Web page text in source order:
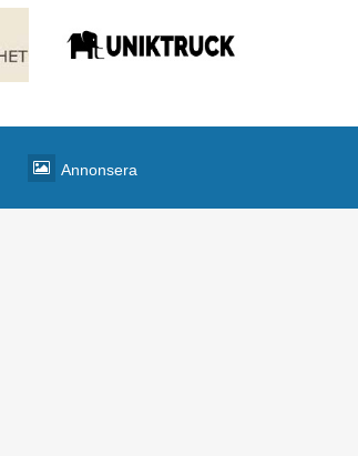
Annonsera